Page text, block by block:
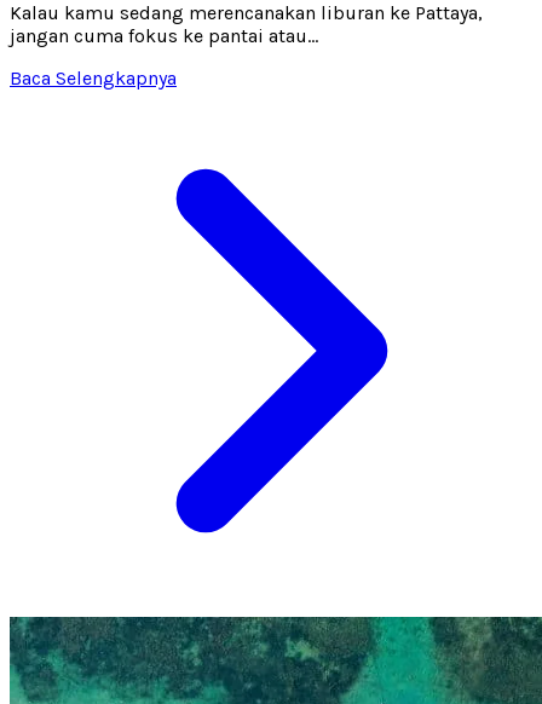
Kalau kamu sedang merencanakan liburan ke Pattaya,
jangan cuma fokus ke pantai atau...
Baca Selengkapnya